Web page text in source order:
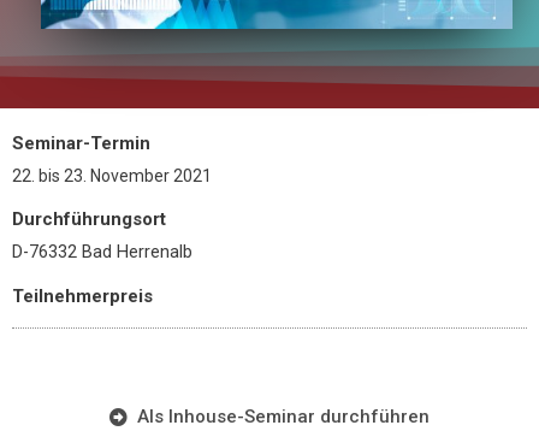
Seminar-Termin
22. bis 23. November 2021
Durchführungsort
D-76332 Bad Herrenalb
Teilnehmerpreis
Als Inhouse-Seminar durchführen